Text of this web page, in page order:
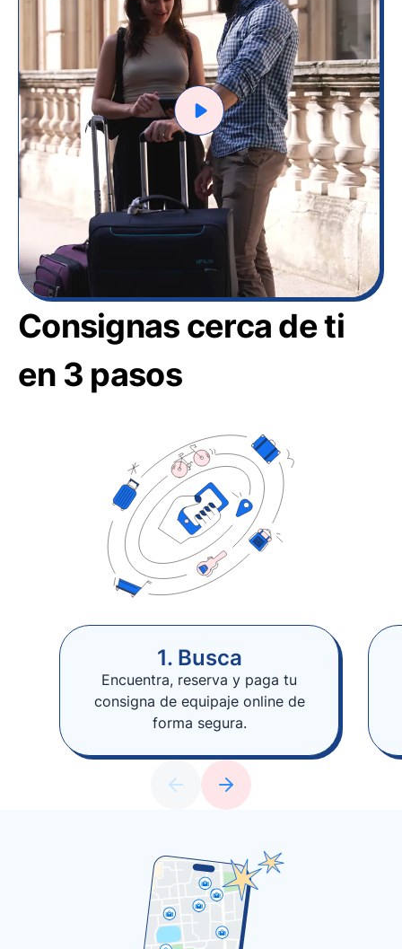
Consignas cerca de ti
en 3 pasos
1. Busca
Encuentra, reserva y paga tu
consigna de equipaje online de
forma segura.